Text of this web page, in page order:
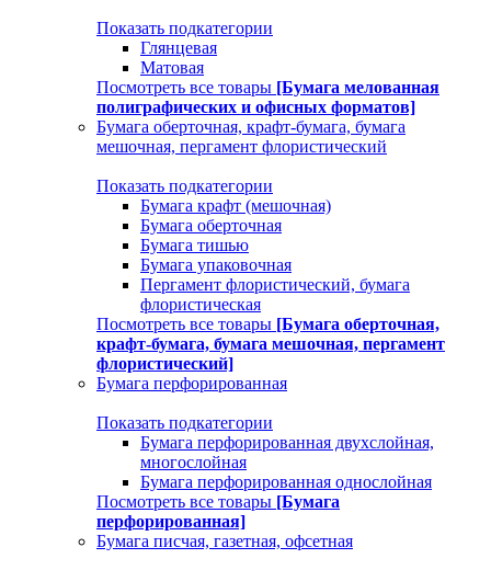
Показать подкатегории
Глянцевая
Матовая
Посмотреть все товары [Бумага мелованная
полиграфических и офисных форматов]
Бумага оберточная, крафт-бумага, бумага
мешочная, пергамент флористический
Показать подкатегории
Бумага крафт (мешочная)
Бумага оберточная
Бумага тишью
Бумага упаковочная
Пергамент флористический, бумага
флористическая
Посмотреть все товары [Бумага оберточная,
крафт-бумага, бумага мешочная, пергамент
флористический]
Бумага перфорированная
Показать подкатегории
Бумага перфорированная двухслойная,
многослойная
Бумага перфорированная однослойная
Посмотреть все товары [Бумага
перфорированная]
Бумага писчая, газетная, офсетная